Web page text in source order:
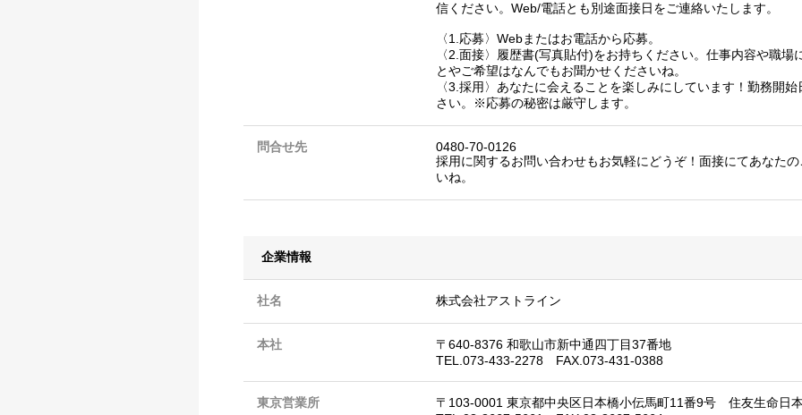
信ください。Web/電話とも別途面接日をご連絡いたします。
〈1.応募〉Webまたはお電話から応募。
〈2.面接〉履歴書(写真貼付)をお持ちください。仕事内容や職場
とやご希望はなんでもお聞かせくださいね。
〈3.採用〉あなたに会えることを楽しみにしています！勤務開
さい。※応募の秘密は厳守します。
問合せ先
0480-70-0126
採用に関するお問い合わせもお気軽にどうぞ！面接にてあなた
いね。
企業情報
社名 株式会社アストライン
本社
〒640-8376 和歌山市新中通四丁目37番地
TEL.073-433-2278 FAX.073-431-0388
東京営業所
〒103-0001 東京都中央区日本橋小伝馬町11番9号 住友生命日